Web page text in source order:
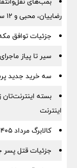
رضاییان، محبی و ۱۲ ستاره لو رفت
جزئیات توافق
سیر تا پیاز
سه خرید جدید
بسته
اینترنت
کالابرگ مرداد ۱۴۰۵ واریز شد + جدول زمان و مبلغ کالابرگ
جزئیات قتل